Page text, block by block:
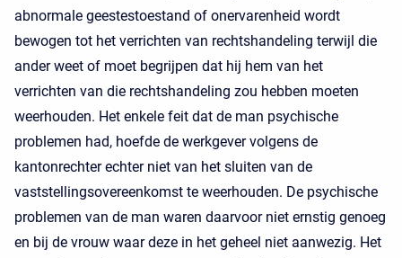
abnormale geestestoestand of onervarenheid wordt
bewogen tot het verrichten van rechtshandeling terwijl die
ander weet of moet begrijpen dat hij hem van het
verrichten van die rechtshandeling zou hebben moeten
weerhouden. Het enkele feit dat de man psychische
problemen had, hoefde de werkgever volgens de
kantonrechter echter niet van het sluiten van de
vaststellingsovereenkomst te weerhouden. De psychische
problemen van de man waren daarvoor niet ernstig genoeg
en bij de vrouw waar deze in het geheel niet aanwezig. Het